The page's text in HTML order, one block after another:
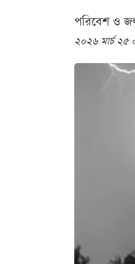
পরিবেশ ও
২০২৬ মার্চ